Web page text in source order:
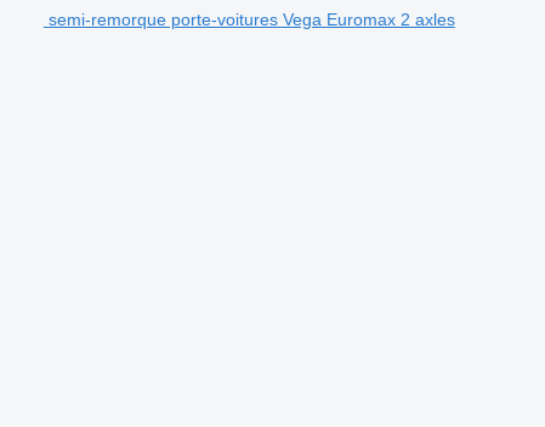
semi-remorque porte-voitures Vega Euromax 2 axles